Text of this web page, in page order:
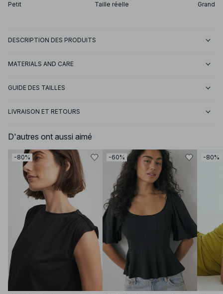
Petit Taille réelle Grand
DESCRIPTION DES PRODUITS
MATERIALS AND CARE
GUIDE DES TAILLES
LIVRAISON ET RETOURS
D'autres ont aussi aimé
-80% -60% -80%